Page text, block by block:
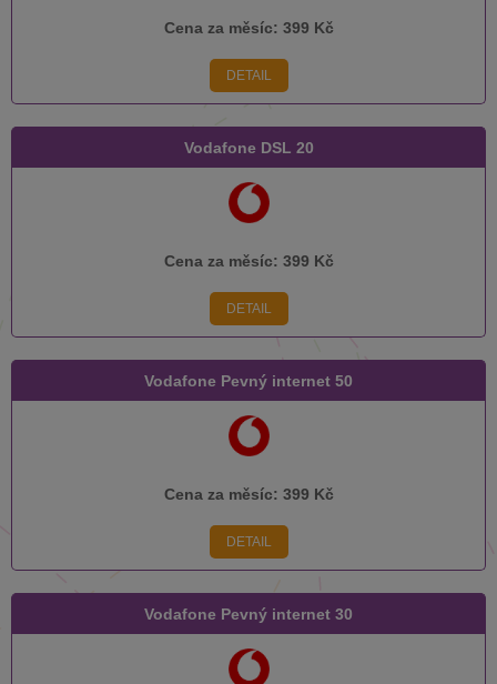
Cena za měsíc: 399 Kč
DETAIL
Vodafone DSL 20
Cena za měsíc: 399 Kč
DETAIL
Vodafone Pevný internet 50
Cena za měsíc: 399 Kč
DETAIL
Vodafone Pevný internet 30